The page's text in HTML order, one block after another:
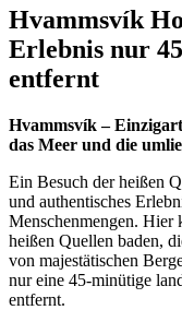
Hvammsvík
Erlebnis nur
entfernt
Hvammsvík –
das Meer und die
Ein Besuch der heißen
und authentisches
Menschenmengen. Hier
heißen Quellen baden,
von majestätischen
nur eine 45-minütige
entfernt.